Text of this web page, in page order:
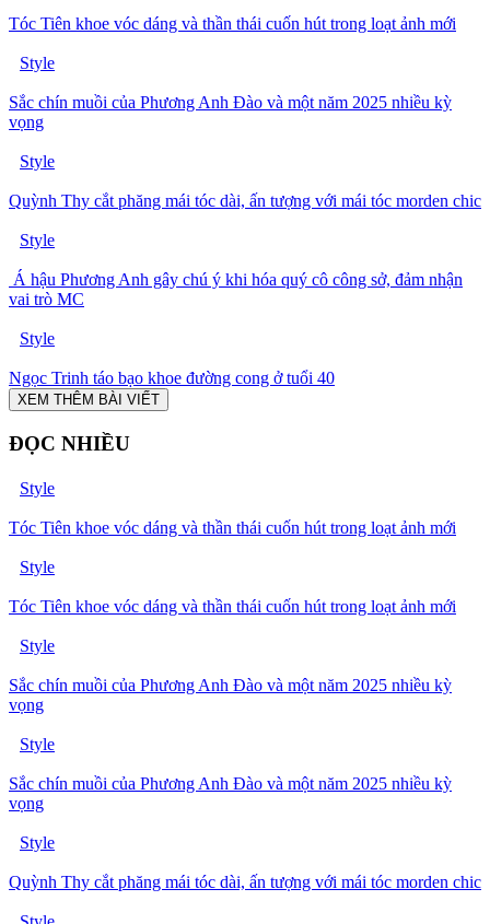
Tóc Tiên khoe vóc dáng và thần thái cuốn hút trong loạt ảnh mới
Style
Sắc chín muồi của Phương Anh Đào và một năm 2025 nhiều kỳ
vọng
Style
Quỳnh Thy cắt phăng mái tóc dài, ấn tượng với mái tóc morden chic
Style
Á hậu Phương Anh gây chú ý khi hóa quý cô công sở, đảm nhận
vai trò MC
Style
Ngọc Trinh táo bạo khoe đường cong ở tuổi 40
XEM THÊM BÀI VIẾT
ĐỌC NHIỀU
Style
Tóc Tiên khoe vóc dáng và thần thái cuốn hút trong loạt ảnh mới
Style
Tóc Tiên khoe vóc dáng và thần thái cuốn hút trong loạt ảnh mới
Style
Sắc chín muồi của Phương Anh Đào và một năm 2025 nhiều kỳ
vọng
Style
Sắc chín muồi của Phương Anh Đào và một năm 2025 nhiều kỳ
vọng
Style
Quỳnh Thy cắt phăng mái tóc dài, ấn tượng với mái tóc morden chic